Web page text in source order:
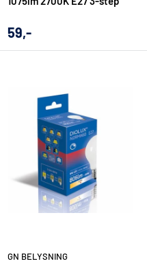
Udsalgs
59,-
GN BELYSNING